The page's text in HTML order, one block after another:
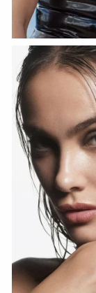
HOZIR KO‘RISH